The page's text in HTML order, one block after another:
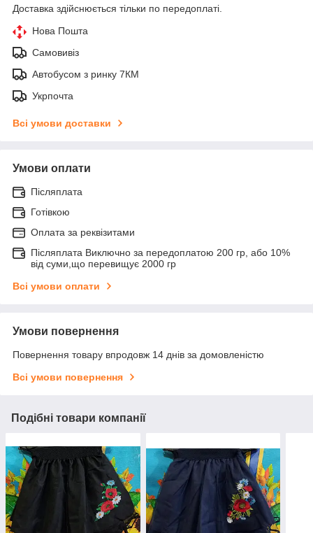
Доставка здійснюється тільки по передоплаті.
Нова Пошта
Самовивіз
Автобусом з ринку 7КМ
Укрпочта
Всі умови доставки
Умови оплати
Післяплата
Готівкою
Оплата за реквізитами
Післяплата Виключно за передоплатою 200 гр, або 10%
від суми,що перевищує 2000 гр
Всі умови оплати
Умови повернення
Повернення товару впродовж 14 днів за домовленістю
Всі умови повернення
Подібні товари компанії